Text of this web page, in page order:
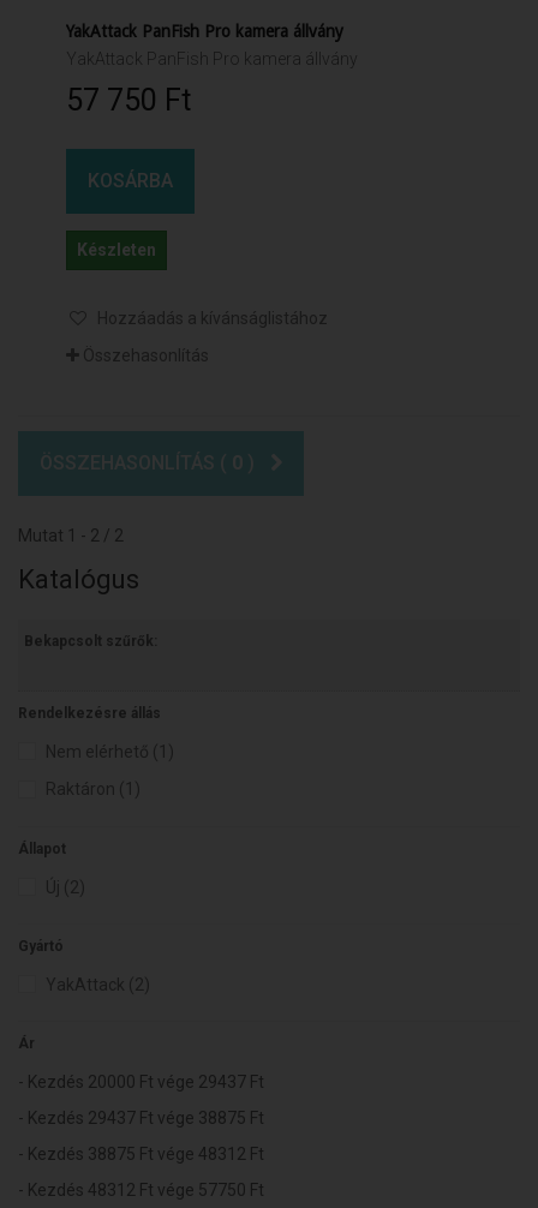
YakAttack PanFish Pro kamera állvány
YakAttack PanFish Pro kamera állvány
57 750 Ft‎
KOSÁRBA
Készleten
Hozzáadás a kívánságlistához
Összehasonlítás
ÖSSZEHASONLÍTÁS ( 0 )
Mutat 1 - 2 / 2
Katalógus
Bekapcsolt szűrők:
Rendelkezésre állás
Nem elérhető (1)
Raktáron (1)
Állapot
Új (2)
Gyártó
YakAttack (2)
Ár
- Kezdés 20000 Ft‎ vége 29437 Ft‎
- Kezdés 29437 Ft‎ vége 38875 Ft‎
- Kezdés 38875 Ft‎ vége 48312 Ft‎
- Kezdés 48312 Ft‎ vége 57750 Ft‎